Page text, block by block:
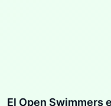
El Open Swimmers